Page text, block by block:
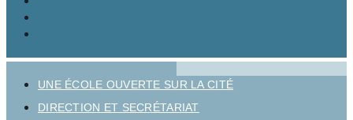
UNE ÉCOLE OUVERTE SUR LA CITÉ
DIRECTION ET SECRÉTARIAT